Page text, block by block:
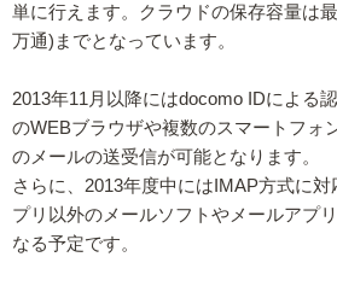
単に行えます。クラウドの保存容量は
万通)までとなっています。
2013年11月以降にはdocomo IDによる
のWEBブラウザや複数のスマートフォ
のメールの送受信が可能となります。
さらに、2013年度中にはIMAP方式に
プリ以外のメールソフトやメールアプ
なる予定です。